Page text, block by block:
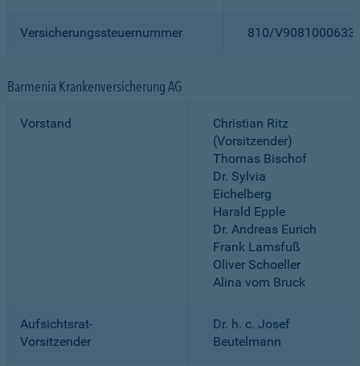
Versicherungssteuernummer 810/
Barmenia Krankenversicherung AG
Vorstand
Christian Ritz
(Vorsitzender)
Thomas Bischof
Dr. Sylvia
Eichelberg
Harald Epple
Dr. Andreas Eurich
Frank Lamsfuß
Oliver Schoeller
Alina vom Bruck
Aufsichtsrat-
Vorsitzender
Dr. h. c. Josef
Beutelmann